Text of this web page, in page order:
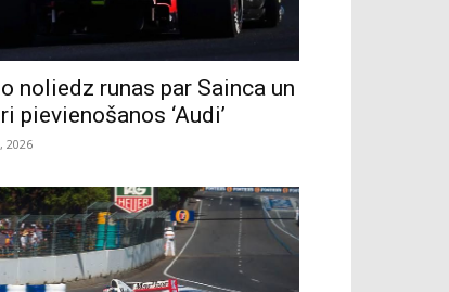
noliedz runas par Sainca un
pievienošanos ‘Audi’
2026